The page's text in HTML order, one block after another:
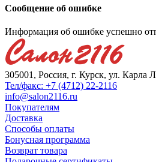
Сообщение об ошибке
Информация об ошибке успешно
305001, Россия, г. Курск, ул. Карла
Тел/факс: +7 (4712) 22-2116
info@salon2116.ru
Покупателям
Доставка
Способы оплаты
Бонусная программа
Возврат товара